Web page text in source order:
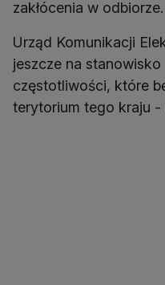
zakłócenia w odbiorze.
Urząd Komunikacji
jeszcze na stanowisko
częstotliwości, które
terytorium tego kraju